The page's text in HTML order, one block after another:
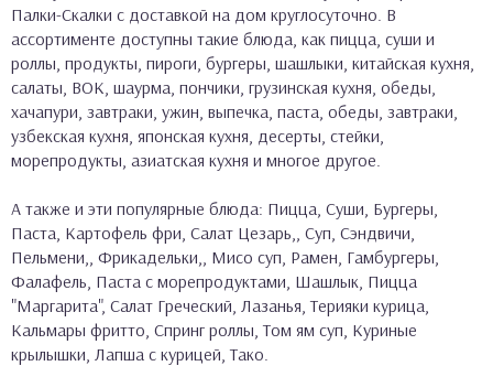
Палки-Скалки с доставкой на дом круглосуточно. В
ассортименте доступны такие блюда, как пицца, суши и
роллы, продукты, пироги, бургеры, шашлыки, китайская кухня,
салаты, ВОК, шаурма, пончики, грузинская кухня, обеды,
хачапури, завтраки, ужин, выпечка, паста, обеды, завтраки,
узбекская кухня, японская кухня, десерты, стейки,
морепродукты, азиатская кухня и многое другое.
А также и эти популярные блюда: Пицца, Суши, Бургеры,
Паста, Картофель фри, Салат Цезарь,, Суп, Сэндвичи,
Пельмени,, Фрикадельки,, Мисо суп, Рамен, Гамбургеры,
Фалафель, Паста с морепродуктами, Шашлык, Пицца
"Маргарита", Салат Греческий, Лазанья, Терияки курица,
Кальмары фритто, Спринг роллы, Том ям суп, Куриные
крылышки, Лапша с курицей, Тако.